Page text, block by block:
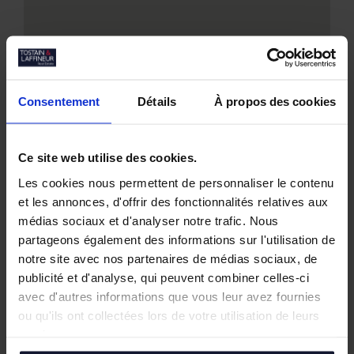
Consentement Détails À propos des cookies
Ce site web utilise des cookies.
Les cookies nous permettent de personnaliser le contenu
et les annonces, d'offrir des fonctionnalités relatives aux
médias sociaux et d'analyser notre trafic. Nous
partageons également des informations sur l'utilisation de
notre site avec nos partenaires de médias sociaux, de
publicité et d'analyse, qui peuvent combiner celles-ci
avec d'autres informations que vous leur avez fournies
ou qu'ils ont collectées lors de votre utilisation de leurs